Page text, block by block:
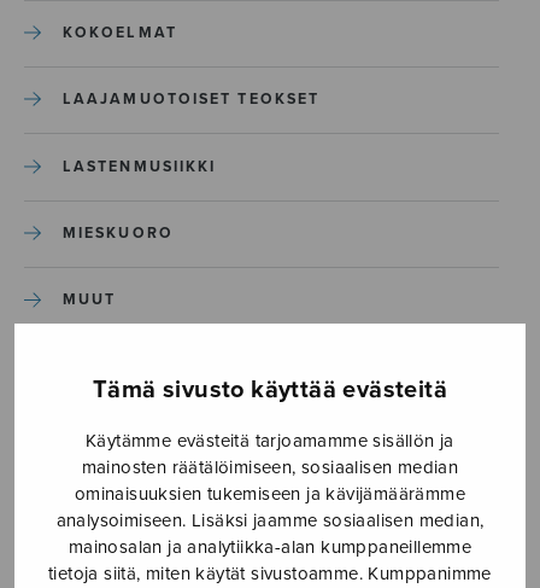
Tämä sivusto käyttää evästeitä
Käytämme evästeitä tarjoamamme sisällön ja
mainosten räätälöimiseen, sosiaalisen median
ominaisuuksien tukemiseen ja kävijämäärämme
analysoimiseen. Lisäksi jaamme sosiaalisen median,
mainosalan ja analytiikka-alan kumppaneillemme
tietoja siitä, miten käytät sivustoamme. Kumppanimme
KOKOELMAT
LAAJAMUOTOISET TEOKSET
LASTENMUSIIKKI
MIESKUORO
MUUT
SEKAKUORO
SOITINKOULUT JA OPPAAT
SOITINMUSIIKKI